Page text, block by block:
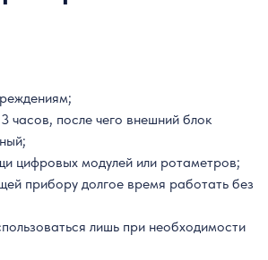
часов, после чего внешний блок
цифровых модулей или ротаметров;
прибору долгое время работать без
лишь при необходимости